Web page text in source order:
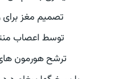
تصمیم مغز
توسط اعصاب
ترشح هورمون